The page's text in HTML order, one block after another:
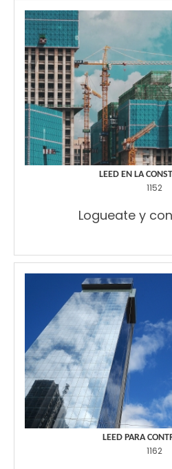
LEED EN LA
1152
Logueate y
LEED PARA
1162